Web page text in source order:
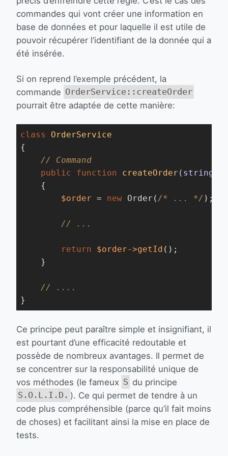
commandes qui vont créer une information en
base de données et pour laquelle il est utile de
pouvoir récupérer l’identifiant de la donnée qui a
été insérée.
Si on reprend l’exemple précédent, la
commande OrderService::createOrder
pourrait être adaptée de cette manière:
class
OrderService
{
// Command
public
function createOrder (string
{
$order = new Order( /* ... */ );
// ...
return $order->getId ();
    }
// ....
}
Ce principe peut paraître simple et insignifiant, il
est pourtant d’une efficacité redoutable et
possède de nombreux avantages. Il permet de
se concentrer sur la responsabilité unique de
vos méthodes (le fameux S du principe
S.O.L.I.D. ). Ce qui permet de tendre à un
code plus compréhensible (parce qu’il fait moins
de choses) et facilitant ainsi la mise en place de
tests.